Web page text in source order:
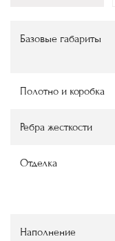
Базовые габариты
Полотно и коробка
Ребра жесткости
Отделка
Наполнение